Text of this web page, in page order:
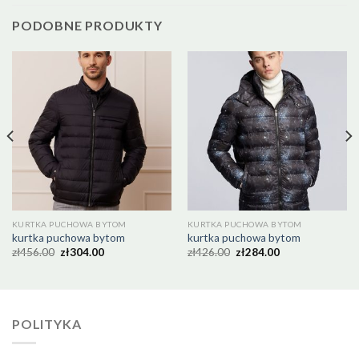
PODOBNE PRODUKTY
KURTKA PUCHOWA BYTOM
kurtka puchowa bytom
zł456.00 zł304.00
KURTKA PUCHOWA BYTOM
kurtka puchowa bytom
zł426.00 zł284.00
POLITYKA